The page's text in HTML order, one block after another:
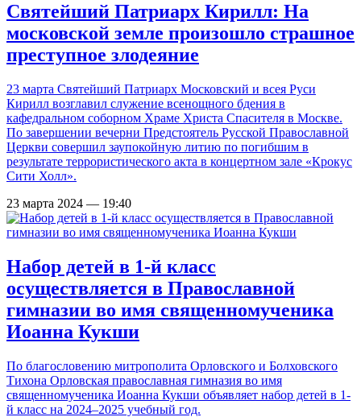
Святейший Патриарх Кирилл: На
московской земле произошло страшное
преступное злодеяние
23 марта Святейший Патриарх Московский и всея Руси
Кирилл возглавил служение всенощного бдения в
кафедральном соборном Храме Христа Спасителя в Москве.
По завершении вечерни Предстоятель Русской Православной
Церкви совершил заупокойную литию по погибшим в
результате террористического акта в концертном зале «Крокус
Сити Холл».
23 марта 2024 — 19:40
Набор детей в 1-й класс
осуществляется в Православной
гимназии во имя священномученика
Иоанна Кукши
По благословению митрополита Орловского и Болховского
Тихона Орловская православная гимназия во имя
священномученика Иоанна Кукши объявляет набор детей в 1-
й класс на 2024–2025 учебный год.